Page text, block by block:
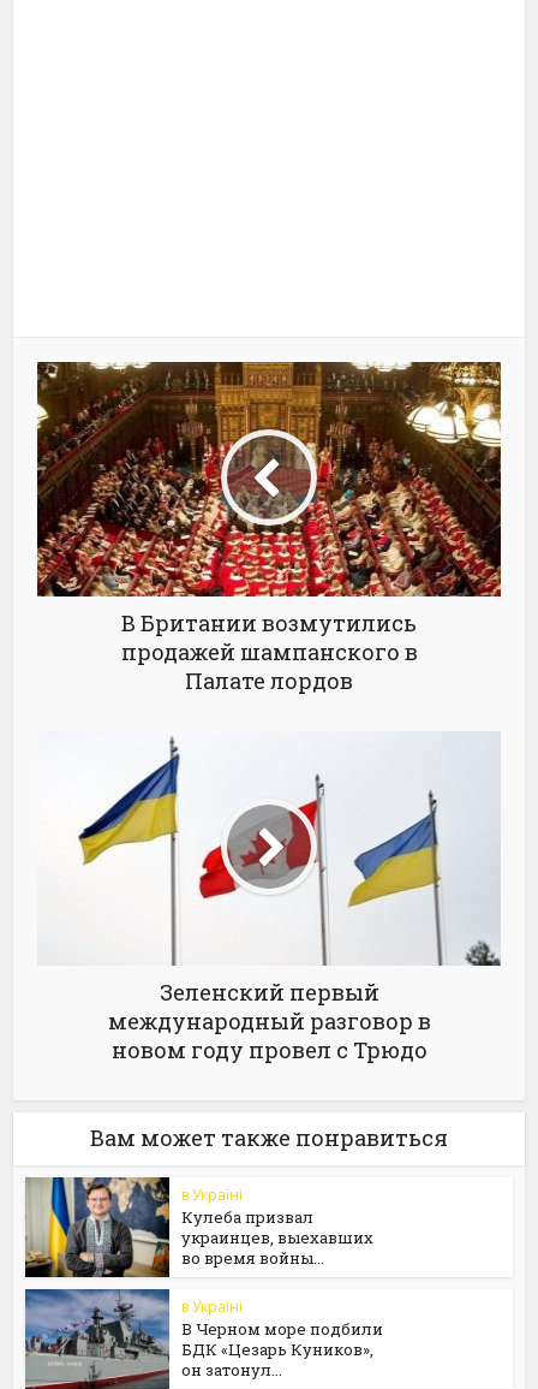
В Британии возмутились
продажей шампанского в
Палате лордов
Зеленский первый
международный разговор в
новом году провел с Трюдо
Вам может также понравиться
в Україні
Кулеба призвал
украинцев, выехавших
во время войны...
в Україні
В Черном море подбили
БДК «Цезарь Куников»,
он затонул...